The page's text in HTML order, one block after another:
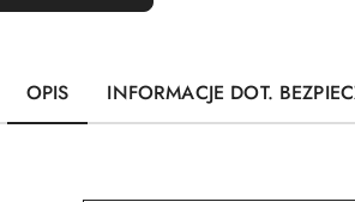
OPIS INFORMACJE DOT.